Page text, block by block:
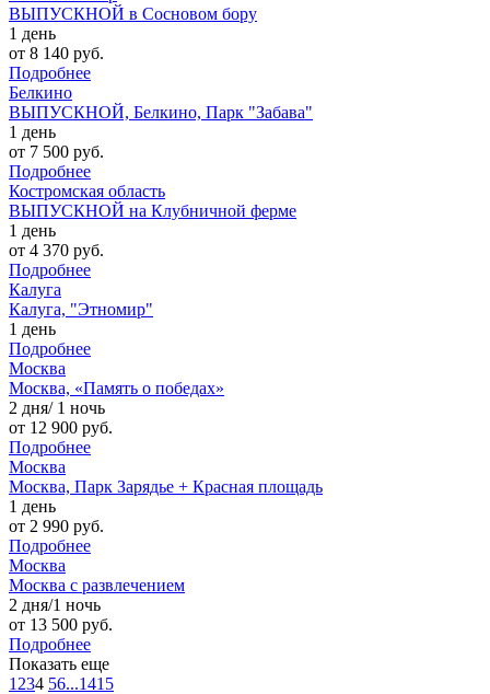
ВЫПУСКНОЙ в Сосновом бору
1 день
от 8 140 руб.
Подробнее
Белкино
ВЫПУСКНОЙ, Белкино, Парк "Забава"
1 день
от 7 500 руб.
Подробнее
Костромская область
ВЫПУСКНОЙ на Клубничной ферме
1 день
от 4 370 руб.
Подробнее
Калуга
Калуга, "Этномир"
1 день
Подробнее
Москва
Москва, «Память о победах»
2 дня/ 1 ночь
от 12 900 руб.
Подробнее
Москва
Москва, Парк Зарядье + Красная площадь
1 день
от 2 990 руб.
Подробнее
Москва
Москва с развлечением
2 дня/1 ночь
от 13 500 руб.
Подробнее
Показать еще
1 234 56...1415